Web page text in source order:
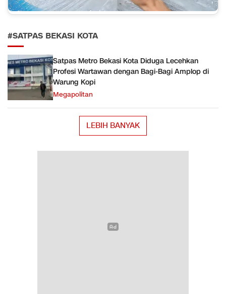
#SATPAS BEKASI KOTA
Satpas Metro Bekasi Kota Diduga Lecehkan
Profesi Wartawan dengan Bagi-Bagi Amplop di
Warung Kopi
Megapolitan
LEBIH BANYAK